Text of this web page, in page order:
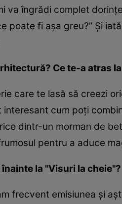
va îngrădi complet
poate fi așa greu?” Și
Ce te-a atras
care te lasă să creezi
interesant cum poți
dintr-un morman de
pentru a aduce
la "Visuri la
frecvent emisiunea și